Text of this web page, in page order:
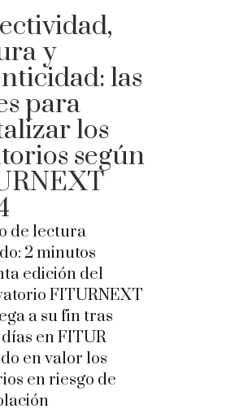
y
las
para
los
según
de lectura
2 minutos
edición del
FITURNEXT
a su fin tras
en FITUR
en valor los
en riesgo de